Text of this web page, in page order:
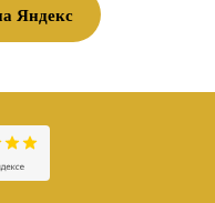
Яндекс